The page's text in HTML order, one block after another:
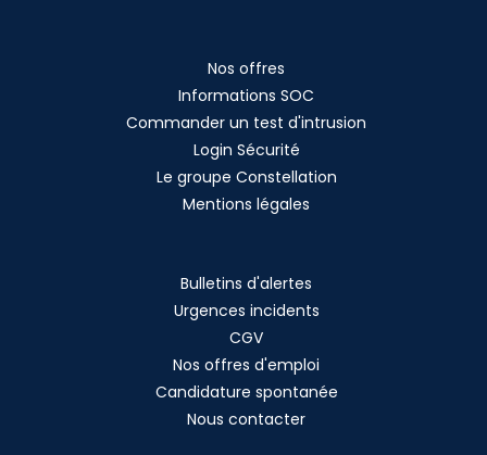
Nos offres
Informations SOC
Commander un test d'intrusion
Login Sécurité
Le groupe Constellation
Mentions légales
Bulletins d'alertes
Urgences incidents
CGV
Nos offres d'emploi
Candidature spontanée
Nous contacter